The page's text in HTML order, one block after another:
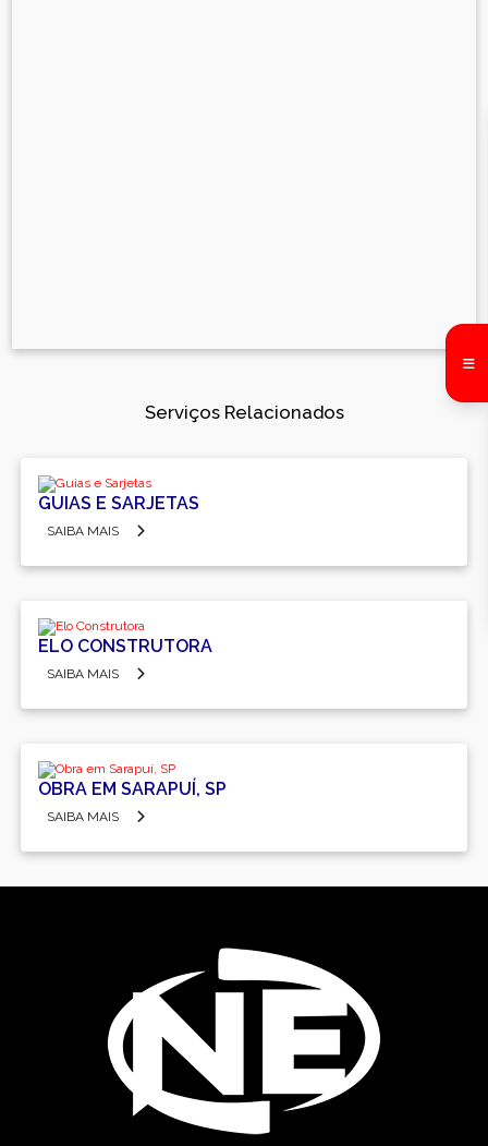
Serviços Relacionados
GUIAS E SARJETAS
SAIBA MAIS
ELO CONSTRUTORA
SAIBA MAIS
OBRA EM SARAPUÍ, SP
SAIBA MAIS